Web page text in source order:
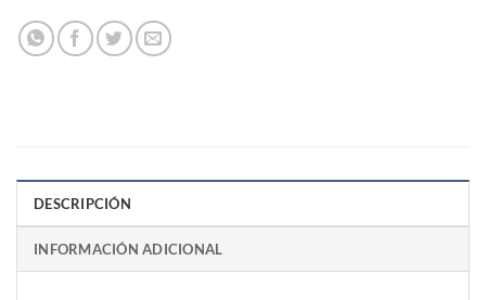
DESCRIPCIÓN
INFORMACIÓN ADICIONAL